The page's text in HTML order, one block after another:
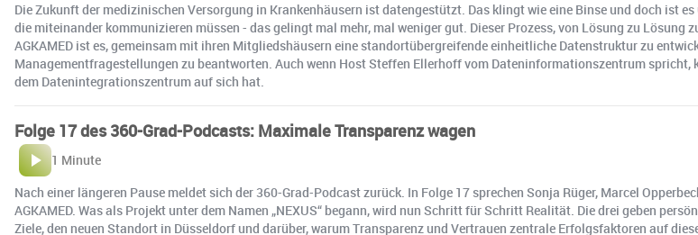
Die Zukunft der medizinischen Versorgung in Krankenhäusern ist datengestützt. Das klingt wie eine Binse und doch ist
die miteinander kommunizieren müssen - das gelingt mal mehr, mal weniger gut. Dieser Prozess, von Lösung zu
AGKAMED ist es, gemeinsam mit ihren Mitgliedshäusern eine standortübergreifende einheitliche Datenstruktur zu
Managementfragestellungen zu beantworten. Auch wenn Host Steffen Ellerhoff vom Dateninformationszentrum
dem Datenintegrationszentrum auf sich hat.
Folge 17 des 360-Grad-Podcasts: Maximale Transparenz wagen
1 Minute
Nach einer längeren Pause meldet sich der 360-Grad-Podcast zurück. In Folge 17 sprechen Sonja Rüger, Marcel
AGKAMED. Was als Projekt unter dem Namen „NEXUS“ begann, wird nun Schritt für Schritt Realität. Die drei geben
Ziele, den neuen Standort in Düsseldorf und darüber, warum Transparenz und Vertrauen zentrale Erfolgsfaktoren auf